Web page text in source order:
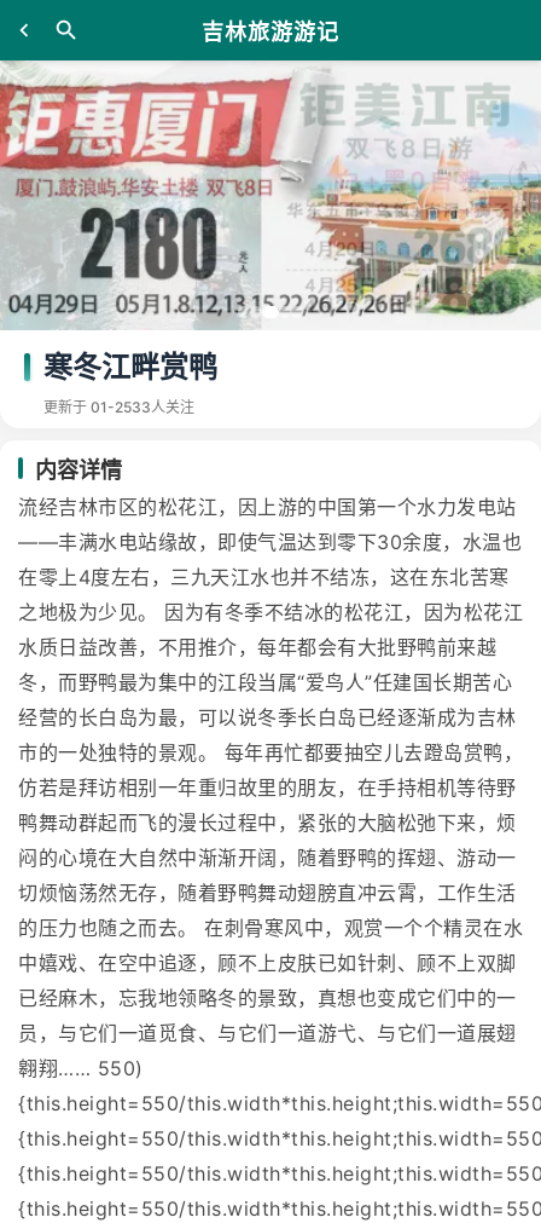
吉林旅游游记
寒冬江畔赏鸭
更新于 01-2533人关注
内容详情
流经吉林市区的松花江，因上游的中国第一个水力发电站
——丰满水电站缘故，即使气温达到零下30余度，水温也
在零上4度左右，三九天江水也并不结冻，这在东北苦寒
之地极为少见。 因为有冬季不结冰的松花江，因为松花江
水质日益改善，不用推介，每年都会有大批野鸭前来越
冬，而野鸭最为集中的江段当属“爱鸟人”任建国长期苦心
经营的长白岛为最，可以说冬季长白岛已经逐渐成为吉林
市的一处独特的景观。 每年再忙都要抽空儿去蹬岛赏鸭，
仿若是拜访相别一年重归故里的朋友，在手持相机等待野
鸭舞动群起而飞的漫长过程中，紧张的大脑松弛下来，烦
闷的心境在大自然中渐渐开阔，随着野鸭的挥翅、游动一
切烦恼荡然无存，随着野鸭舞动翅膀直冲云霄，工作生活
的压力也随之而去。 在刺骨寒风中，观赏一个个精灵在水
中嬉戏、在空中追逐，顾不上皮肤已如针刺、顾不上双脚
已经麻木，忘我地领略冬的景致，真想也变成它们中的一
员，与它们一道觅食、与它们一道游弋、与它们一道展翅
翱翔…… 550)
{this.height=550/
{this.height=550/
{this.height=550/
{this.height=550/